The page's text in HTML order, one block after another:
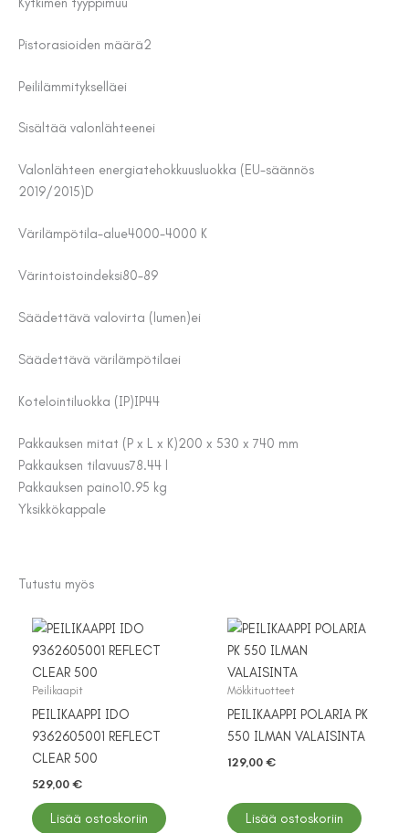
Pistorasioiden määrä2
Peililämmitykselläei
Sisältää valonlähteenei
Valonlähteen energiatehokkuusluokka (EU-säännös
2019/2015)D
Värilämpötila-alue4000-4000 K
Värintoistoindeksi80-89
Säädettävä valovirta (lumen)ei
Säädettävä värilämpötilaei
Kotelointiluokka (IP)IP44
Pakkauksen mitat (P x L x K)200 x 530 x 740 mm
Pakkauksen tilavuus78.44 l
Pakkauksen paino10.95 kg
Yksikkökappale
Tutustu myös
Peilikaapit
PEILIKAAPPI IDO
9362605001 REFLECT
CLEAR 500
529,00 €
Lisää ostoskoriin
Mökkituotteet
PEILIKAAPPI POLARIA PK
550 ILMAN VALAISINTA
129,00 €
Lisää ostoskoriin